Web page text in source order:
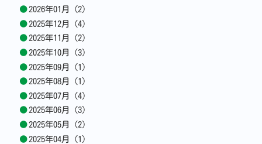
2026年01月 (2)
2025年12月 (4)
2025年11月 (2)
2025年10月 (3)
2025年09月 (1)
2025年08月 (1)
2025年07月 (4)
2025年06月 (3)
2025年05月 (2)
2025年04月 (1)